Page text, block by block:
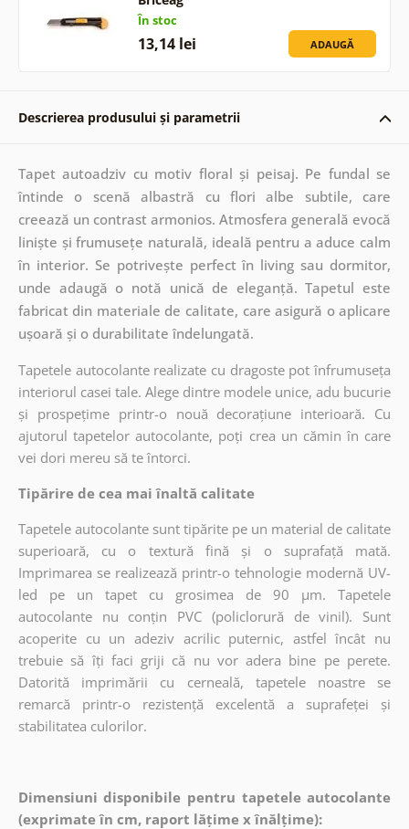
În stoc
13,14 lei ADAUGĂ
Descrierea produsului și parametrii
Tapet autoadziv cu motiv floral și peisaj. Pe fundal se
întinde o scenă albastră cu flori albe subtile, care
creează un contrast armonios. Atmosfera generală evocă
liniște și frumusețe naturală, ideală pentru a aduce calm
în interior. Se potrivește perfect în living sau dormitor,
unde adaugă o notă unică de eleganță. Tapetul este
fabricat din materiale de calitate, care asigură o aplicare
ușoară și o durabilitate îndelungată.
Tapetele autocolante realizate cu dragoste pot înfrumuseța
interiorul casei tale. Alege dintre modele unice, adu bucurie
și prospețime printr-o nouă decorațiune interioară. Cu
ajutorul tapetelor autocolante, poți crea un cămin în care
vei dori mereu să te întorci.
Tipărire de cea mai înaltă calitate
Tapetele autocolante sunt tipărite pe un material de calitate
superioară, cu o textură fină și o suprafață mată.
Imprimarea se realizează printr-o tehnologie modernă UV-
led pe un tapet cu grosimea de 90 µm. Tapetele
autocolante nu conțin PVC (policlorură de vinil). Sunt
acoperite cu un adeziv acrilic puternic, astfel încât nu
trebuie să îți faci griji că nu vor adera bine pe perete.
Datorită imprimării cu cerneală, tapetele noastre se
remarcă printr-o rezistență excelentă a suprafeței și
stabilitatea culorilor.
Dimensiuni disponibile pentru tapetele autocolante
(exprimate în cm, raport lățime x înălțime):